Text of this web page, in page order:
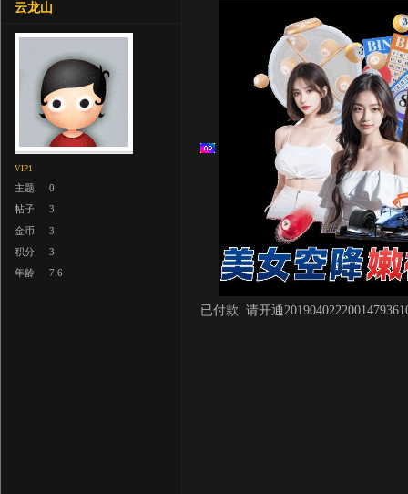
云龙山
VIP1
主题
0
帖子
3
金币
3
积分
3
年龄
7.6
已付款 请开通